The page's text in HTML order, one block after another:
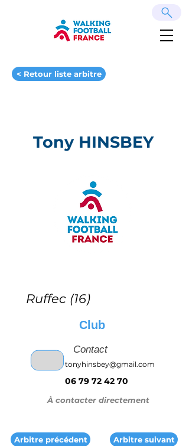
< Retour liste arbitre
Tony HINSBEY
Ruffec (16)
Club
À contacter directement
Contact
tonyhinsbey@gmail.com
06 79 72 42 70
Arbitre précédent Arbitre suivant